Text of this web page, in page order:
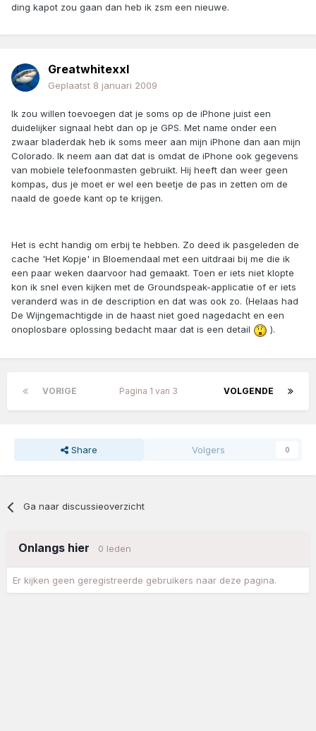
ding kapot zou gaan dan heb ik zsm een nieuwe.
Greatwhitexxl
Geplaatst 8 januari 2009
Ik zou willen toevoegen dat je soms op de iPhone juist een
duidelijker signaal hebt dan op je GPS. Met name onder een
zwaar bladerdak heb ik soms meer aan mijn iPhone dan aan mijn
Colorado. Ik neem aan dat dat is omdat de iPhone ook gegevens
van mobiele telefoonmasten gebruikt. Hij heeft dan weer geen
kompas, dus je moet er wel een beetje de pas in zetten om de
naald de goede kant op te krijgen.
Het is echt handig om erbij te hebben. Zo deed ik pasgeleden de
cache 'Het Kopje' in Bloemendaal met een uitdraai bij me die ik
een paar weken daarvoor had gemaakt. Toen er iets niet klopte
kon ik snel even kijken met de Groundspeak-applicatie of er iets
veranderd was in de description en dat was ook zo. (Helaas had
De Wijngemachtigde in de haast niet goed nagedacht en een
onoplosbare oplossing bedacht maar dat is een detail
).
VORIGE VOLGENDE
Pagina 1 van 3
Share Volgers 0
Ga naar discussieoverzicht
Onlangs hier 0 leden
Er kijken geen geregistreerde gebruikers naar deze pagina.